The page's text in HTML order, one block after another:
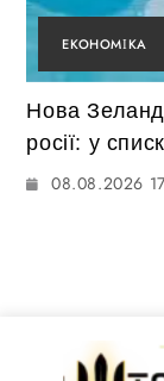
ЕКОНОМІКА
Нова
росії: у
08.08.2026